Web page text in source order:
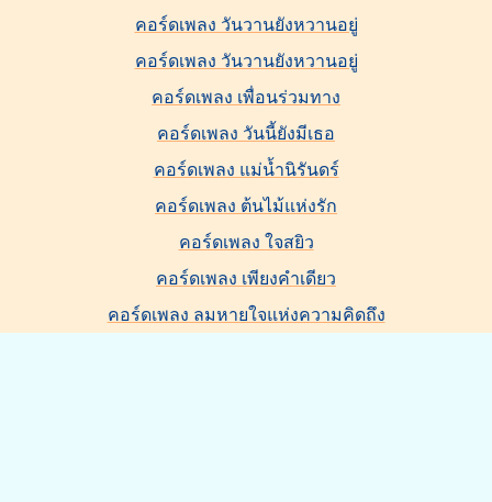
คอร์ดเพลง วันวานยังหวานอยู่
คอร์ดเพลง วันวานยังหวานอยู่
คอร์ดเพลง เพื่อนร่วมทาง
คอร์ดเพลง วันนี้ยังมีเธอ
คอร์ดเพลง แม่น้ำนิรันดร์
คอร์ดเพลง ต้นไม้แห่งรัก
คอร์ดเพลง ใจสยิว
คอร์ดเพลง เพียงคำเดียว
คอร์ดเพลง ลมหายใจแห่งความคิดถึง